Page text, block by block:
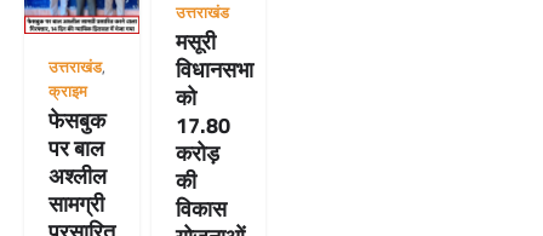
उत्तराखंड,
क्राइम
फेसबुक
पर बाल
अश्लील
सामग्री
उत्तराखंड
मसूरी
विधानसभा
को
17.80
करोड़
की
विकास